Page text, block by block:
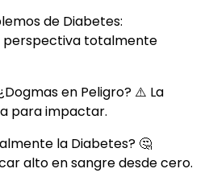
de Diabetes:
perspectiva totalmente
en Peligro? ⚠️ La
para impactar.
la Diabetes? 🤔
alto en sangre desde cero.